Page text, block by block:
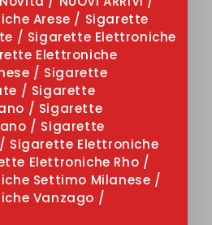
Arese / Sigarette
/ Sigarette Elettroniche
Elettroniche
/ Sigarette
/ Sigarette
/ Sigarette
/ Sigarette
/ Sigarette Elettroniche
Elettroniche Rho /
Settimo Milanese /
Vanzago /